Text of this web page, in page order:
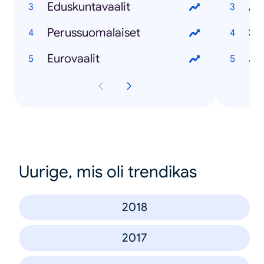
Eduskuntavaalit
Perussuomalaiset
Eurovaalit
Uurige, mis oli trendikas
2018
2017